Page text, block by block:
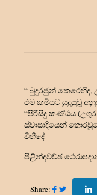
“ බුදුරජුන් කෙරෙහිද,
එම කර්‍මයට සුදුසුවූ
“පිරිසිදු කණ්ඨය
ස්වාසාදියෙන්
විහිදේ
පිළින්දවච්ඡ
Share: